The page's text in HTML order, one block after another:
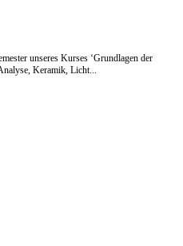
unseres Kurses ‘Grundlagen der
Keramik, Licht...